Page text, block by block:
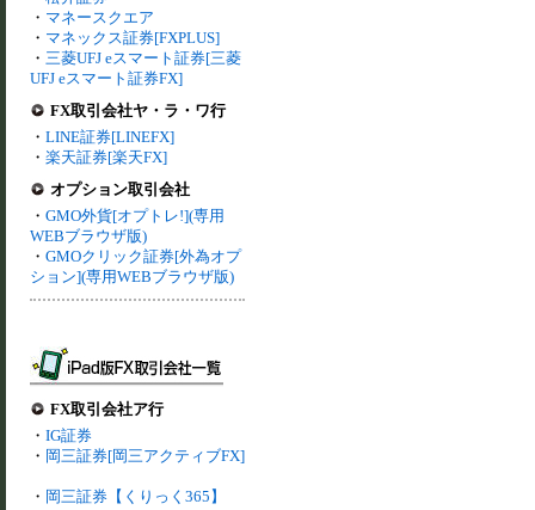
・ マネースクエア
・ マネックス証券[FXPLUS]
・ 三菱UFJ eスマート証券[三菱
UFJ eスマート証券FX]
FX取引会社ヤ・ラ・ワ行
・ LINE証券[LINEFX]
・ 楽天証券[楽天FX]
オプション取引会社
・ GMO外貨[オプトレ!](専用
WEBブラウザ版)
・ GMOクリック証券[外為オプ
ション](専用WEBブラウザ版)
FX取引会社ア行
・ IG証券
・ 岡三証券[岡三アクティブFX]
・ 岡三証券【くりっく365】